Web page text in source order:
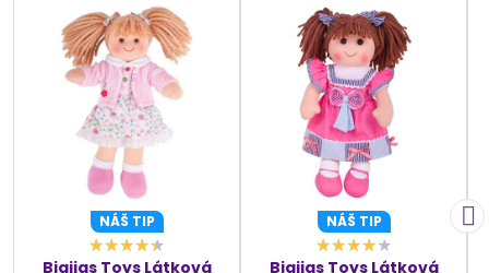
NÁŠ TIP
Bigjigs Toys Látková
NÁŠ TIP
Bigjigs Toys Látková